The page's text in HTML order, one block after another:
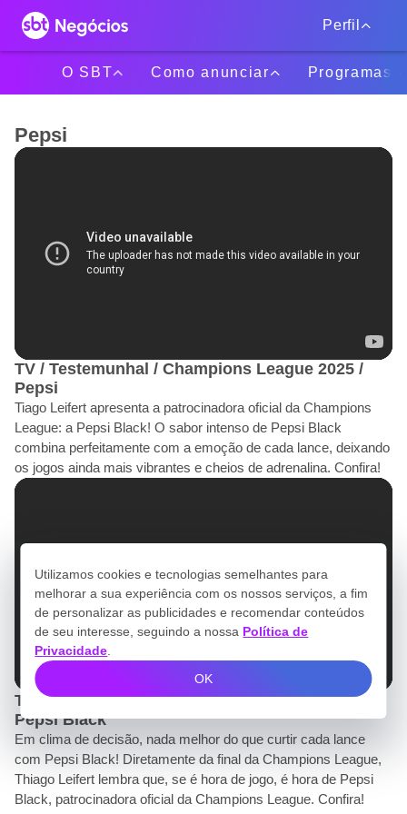
Perfil
O SBT Como anunciar Programas
Pepsi
TV / Testemunhal / Champions League 2025 /
Pepsi
Tiago Leifert apresenta a patrocinadora oficial da Champions
League: a Pepsi Black! O sabor intenso de Pepsi Black
combina perfeitamente com a emoção de cada lance, deixando
os jogos ainda mais vibrantes e cheios de adrenalina. Confira!
TV / Testemunhal / Champions League 2026 /
Pepsi Black
Em clima de decisão, nada melhor do que curtir cada lance
com Pepsi Black! Diretamente da final da Champions League,
Thiago Leifert lembra que, se é hora de jogo, é hora de Pepsi
Black, patrocinadora oficial da Champions League. Confira!
Utilizamos cookies e tecnologias semelhantes para
melhorar a sua experiência com os nossos serviços, a fim
de personalizar as publicidades e recomendar conteúdos
de seu interesse, seguindo a nossa Política de
Privacidade
OK